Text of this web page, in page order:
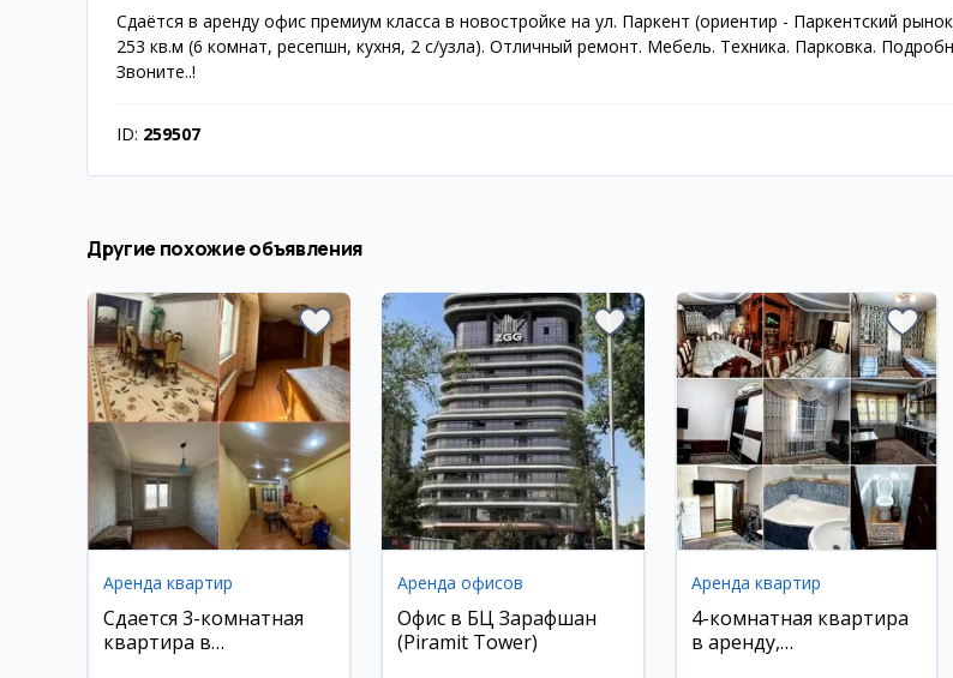
Сдаётся в аренду офис премиум класса в новостройке на ул. Паркент (ориентир - Паркентский
253 кв.м (6 комнат, ресепшн, кухня, 2 с/узла). Отличный ремонт. Мебель. Техника. Парковка.
Звоните..!
ID: 259507
Другие похожие объявления
Аренда квартир
Сдается 3-комнатная
квартира в
Аренда офисов
Офис в БЦ Зарафшан
(Piramit Tower)
Аренда квартир
4-комнатная квартира
в аренду,